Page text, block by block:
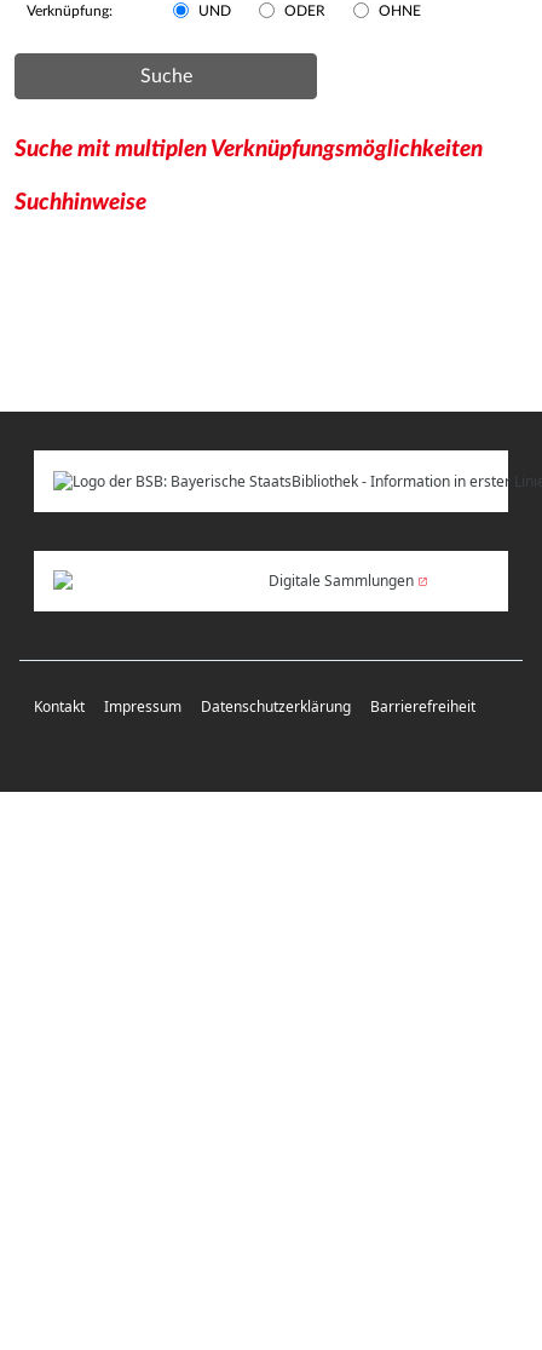
Verknüpfung: UND ODER OHNE
Suche
Suche mit multiplen Verknüpfungsmöglichkeiten
Suchhinweise
Digitale Sammlungen
Kontakt Impressum Datenschutzerklärung Barrierefreiheit